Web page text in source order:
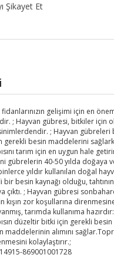
Şikayet Et
gelişimi için en
; Hayvan gübresi, bitkiler için
; Hayvan gübreleri
gerekli besin maddelerini
tarım için en uygun hale
gübrelerin 40-50 yılda doğaya
yıldır kullanılan doğal
besin kaynağı olduğu,
çıktı. ; Hayvan gübresi
kışın zor koşullarına
tarımda kullanıma
düzeltir bitki için gerekli
maddelerinin alımını
kolaylaştırır.;
14915-869001001728